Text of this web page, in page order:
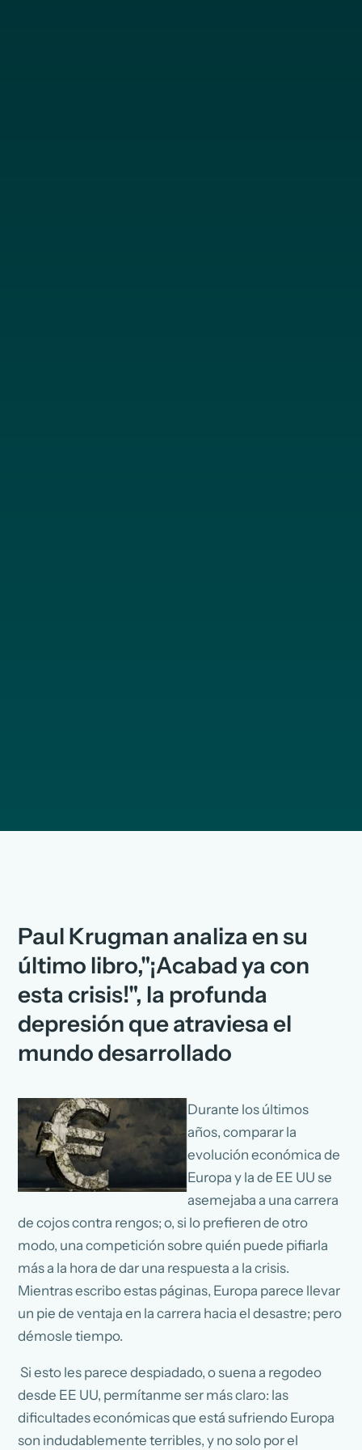
Paul Krugman analiza en su
último libro,"¡Acabad ya con
esta crisis!", la profunda
depresión que atraviesa el
mundo desarrollado
Durante los últimos
años, comparar la
evolución económica de
Europa y la de EE UU se
asemejaba a una carrera
de cojos contra rengos; o, si lo prefieren de otro
modo, una competición sobre quién puede pifiarla
más a la hora de dar una respuesta a la crisis.
Mientras escribo estas páginas, Europa parece llevar
un pie de ventaja en la carrera hacia el desastre; pero
démosle tiempo.
Si esto les parece despiadado, o suena a regodeo
desde EE UU, permítanme ser más claro: las
dificultades económicas que está sufriendo Europa
son indudablemente terribles, y no solo por el